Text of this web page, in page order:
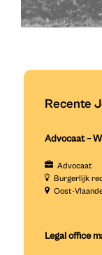
Recente
Advocaat –
Advocaat
Burgerlijk
Oost-
Legal office